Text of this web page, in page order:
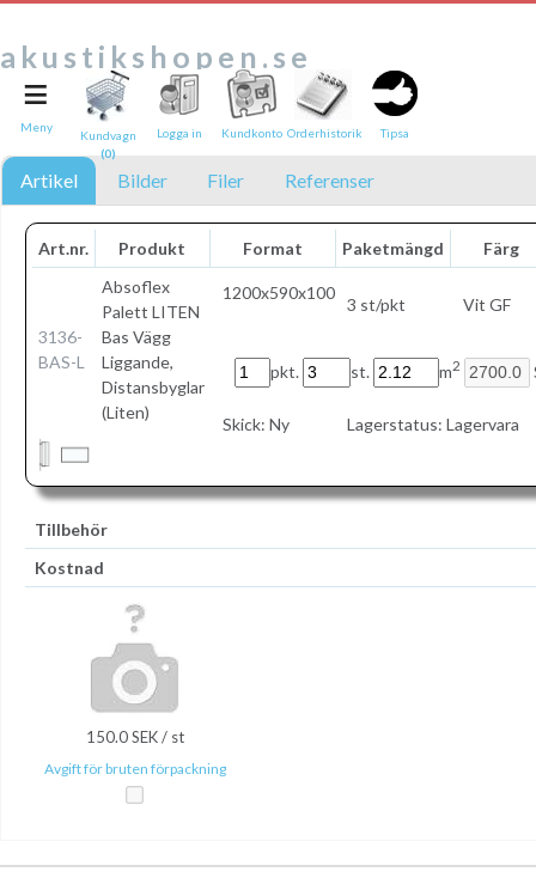
akustikshopen.se
Artikel Bilder Filer Referenser
Art.nr. Produkt Format Paketmängd Färg
3136-
BAS-L
Absoflex
Palett LITEN
Bas Vägg
Liggande,
Distansbyglar
(Liten)
1200x590x100
3 st/pkt Vit GF
pkt. st. m2
Skick: Ny Lagerstatus: Lagervara
Tillbehör
Kostnad
150.0 SEK / st
Avgift för bruten förpackning
≡
Meny
Kundvagn
(0)
Logga in Kundkonto Orderhistorik Tipsa
Tipsa en vän:
e-post*
Text
Länken ovan kommer att bakas in i ditt tips!